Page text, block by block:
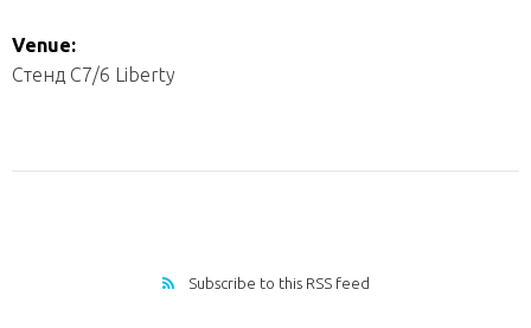
Venue:
Стенд С7/6 Liberty
Subscribe to this RSS feed